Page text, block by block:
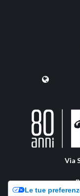
Via
Le tue